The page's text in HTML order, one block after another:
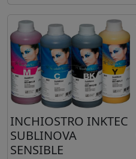
INCHIOSTRO INKTEC
SUBLINOVA
SENSIBLE